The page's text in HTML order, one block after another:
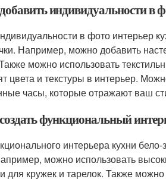
индивидуальности в
в фото интерьер
Например, можно добавить
можно использовать
цвета и текстуры в интерьер.
часы, которые отражают ваш
функциональный
интерьера кухни
можно использовать
для кружек и тарелок. Также